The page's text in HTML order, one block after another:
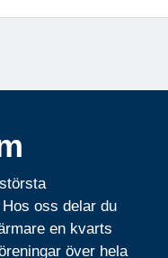
oss delar du
en kvarts
över hela